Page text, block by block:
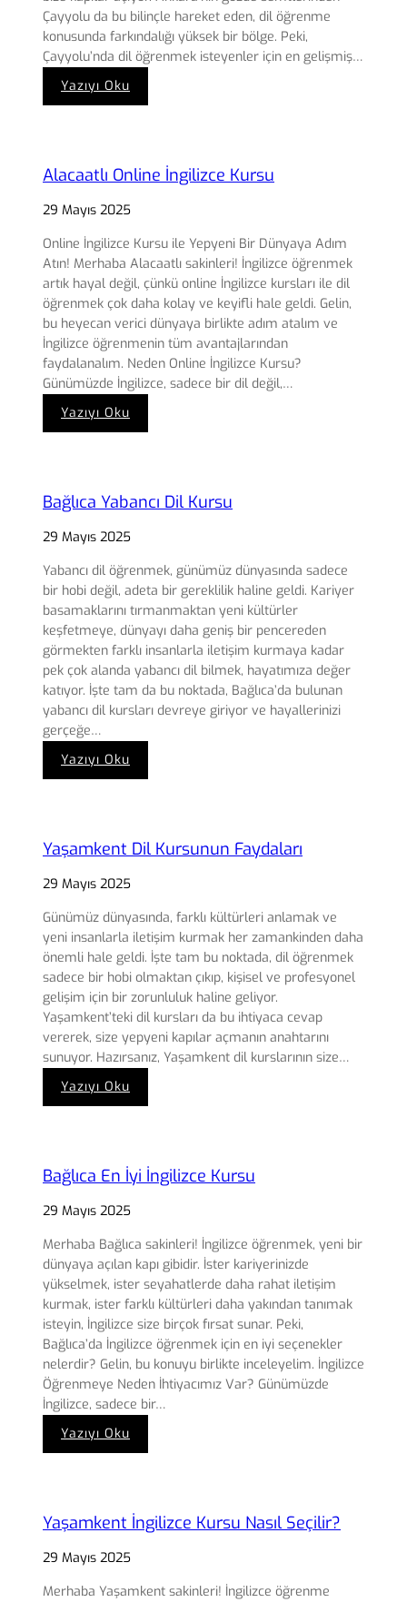
Çayyolu da bu bilinçle hareket eden, dil öğrenme
konusunda farkındalığı yüksek bir bölge. Peki,
Çayyolu’nda dil öğrenmek isteyenler için en gelişmiş…
Yazıyı Oku
Çayyolu
Dil
Kursları
Alacaatlı Online İngilizce Kursu
29 Mayıs 2025
Online İngilizce Kursu ile Yepyeni Bir Dünyaya Adım
Atın! Merhaba Alacaatlı sakinleri! İngilizce öğrenmek
artık hayal değil, çünkü online İngilizce kursları ile dil
öğrenmek çok daha kolay ve keyifli hale geldi. Gelin,
bu heyecan verici dünyaya birlikte adım atalım ve
İngilizce öğrenmenin tüm avantajlarından
faydalanalım. Neden Online İngilizce Kursu?
Günümüzde İngilizce, sadece bir dil değil,…
Yazıyı Oku
Alacaatlı
Kursu
Bağlıca Yabancı Dil Kursu
29 Mayıs 2025
Yabancı dil öğrenmek, günümüz dünyasında sadece
bir hobi değil, adeta bir gereklilik haline geldi. Kariyer
basamaklarını tırmanmaktan yeni kültürler
keşfetmeye, dünyayı daha geniş bir pencereden
görmekten farklı insanlarla iletişim kurmaya kadar
pek çok alanda yabancı dil bilmek, hayatımıza değer
katıyor. İşte tam da bu noktada, Bağlıca’da bulunan
yabancı dil kursları devreye giriyor ve hayallerinizi
gerçeğe…
Yazıyı Oku
Bağlıca
Kursu
Yaşamkent Dil Kursunun Faydaları
29 Mayıs 2025
Günümüz dünyasında, farklı kültürleri anlamak ve
yeni insanlarla iletişim kurmak her zamankinden daha
önemli hale geldi. İşte tam bu noktada, dil öğrenmek
sadece bir hobi olmaktan çıkıp, kişisel ve profesyonel
gelişim için bir zorunluluk haline geliyor.
Yaşamkent’teki dil kursları da bu ihtiyaca cevap
vererek, size yepyeni kapılar açmanın anahtarını
sunuyor. Hazırsanız, Yaşamkent dil kurslarının size…
Yazıyı Oku
Yaşamkent
Faydaları
Bağlıca En İyi İngilizce Kursu
29 Mayıs 2025
Merhaba Bağlıca sakinleri! İngilizce öğrenmek, yeni bir
dünyaya açılan kapı gibidir. İster kariyerinizde
yükselmek, ister seyahatlerde daha rahat iletişim
kurmak, ister farklı kültürleri daha yakından tanımak
isteyin, İngilizce size birçok fırsat sunar. Peki,
Bağlıca’da İngilizce öğrenmek için en iyi seçenekler
nelerdir? Gelin, bu konuyu birlikte inceleyelim. İngilizce
Öğrenmeye Neden İhtiyacımız Var? Günümüzde
İngilizce, sadece bir…
Yazıyı Oku
Bağlıca
İngilizce
Kursu
Yaşamkent İngilizce Kursu Nasıl Seçilir?
29 Mayıs 2025
Merhaba Yaşamkent sakinleri! İngilizce öğrenme